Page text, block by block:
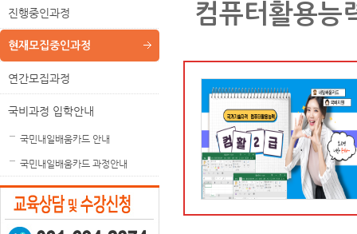
진행중인과정
현재모집중인과정
연간모집과정
국비과정 입학안내
국민내일배움카드 안내
국민내일배움카드 과정안내
컴퓨터활용능